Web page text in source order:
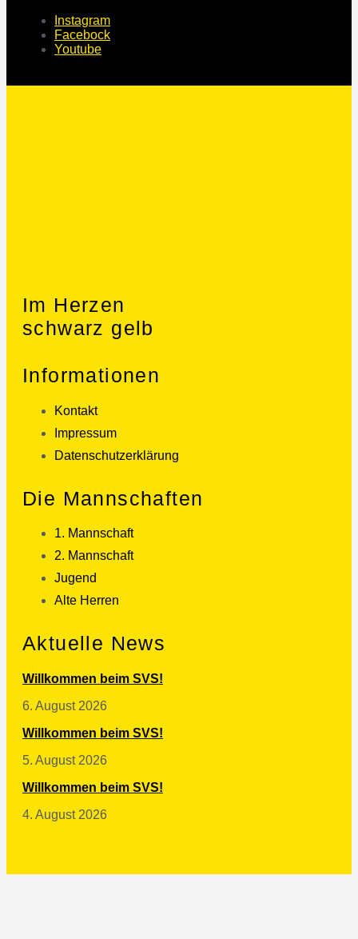
Instagram
Facebock
Youtube
Im Herzen
schwarz gelb
Informationen
Kontakt
Impressum
Datenschutzerklärung
Die Mannschaften
1. Mannschaft
2. Mannschaft
Jugend
Alte Herren
Aktuelle News
Willkommen beim SVS!
6. August 2026
Willkommen beim SVS!
5. August 2026
Willkommen beim SVS!
4. August 2026